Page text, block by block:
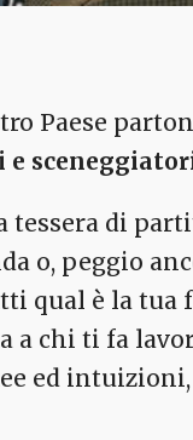
Paese
e
tessera di
o, peggio
qual è la tua
a chi ti fa
ed intuizioni,